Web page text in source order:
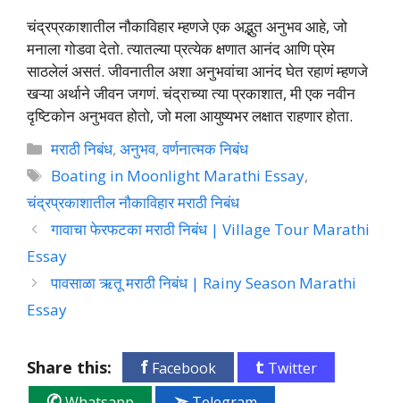
चंद्रप्रकाशातील नौकाविहार म्हणजे एक अद्भुत अनुभव आहे, जो
मनाला गोडवा देतो. त्यातल्या प्रत्येक क्षणात आनंद आणि प्रेम
साठलेलं असतं. जीवनातील अशा अनुभवांचा आनंद घेत रहाणं म्हणजे
खऱ्या अर्थाने जीवन जगणं. चंद्राच्या त्या प्रकाशात, मी एक नवीन
दृष्टिकोन अनुभवत होतो, जो मला आयुष्यभर लक्षात राहणार होता.
Categories
मराठी निबंध,अनुभव,वर्णनात्मक निबंध
Tags
Boating in Moonlight Marathi Essay,
चंद्रप्रकाशातील नौकाविहार मराठी निबंध
गावाचा फेरफटका मराठी निबंध | Village Tour Marathi
Essay
पावसाळा ऋतू मराठी निबंध | Rainy Season Marathi
Essay
Share this: f Facebook t Twitter